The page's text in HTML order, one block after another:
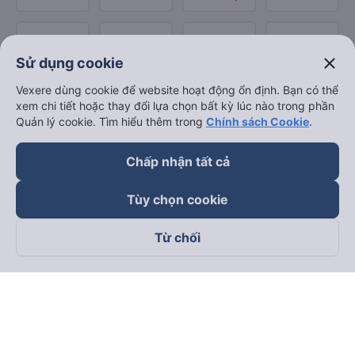
Theo dõi chúng tôi trên
Sử dụng cookie close
Vexere dùng cookie để website hoạt động ổn định. Bạn có thể
xem chi tiết hoặc thay đổi lựa chọn bất kỳ lúc nào trong phần
Quản lý cookie. Tìm hiểu thêm trong Chính sách Cookie.
Chấp nhận tất cả
Tùy chọn cookie
Từ chối